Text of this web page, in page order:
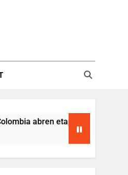
etapa para reforzar